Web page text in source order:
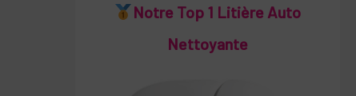
Notre Top 1 Litière Auto
Nettoyante